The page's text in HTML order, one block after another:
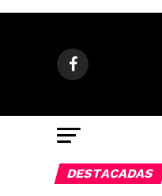
DESTACADAS